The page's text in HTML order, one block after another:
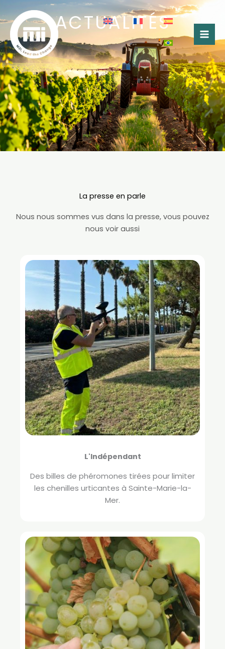
au
contenu
ACTUALITÉS
La presse en parle
Nous nous sommes vus dans la presse, vous pouvez
nous voir aussi
L'Indépendant
Des billes de phéromones tirées pour limiter
les chenilles urticantes à Sainte-Marie-la-
Mer.